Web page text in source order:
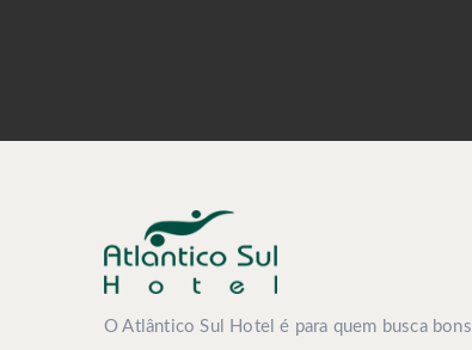
O Atlântico Sul Hotel é para quem busca bons